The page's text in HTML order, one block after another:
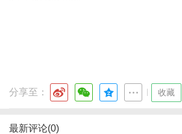
分享至： 收藏
最新评论(0)